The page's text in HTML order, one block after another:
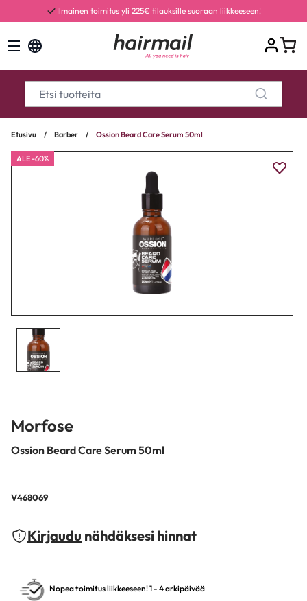
Ilmainen toimitus yli 225€ tilauksille suoraan liikkeeseen!
Etusivu / Barber / Ossion Beard Care Serum 50ml
ALE -60%
Morfose
Ossion Beard Care Serum 50ml
V468069
Kirjaudu nähdäksesi hinnat
Nopea toimitus liikkeeseen! 1 - 4 arkipäivää